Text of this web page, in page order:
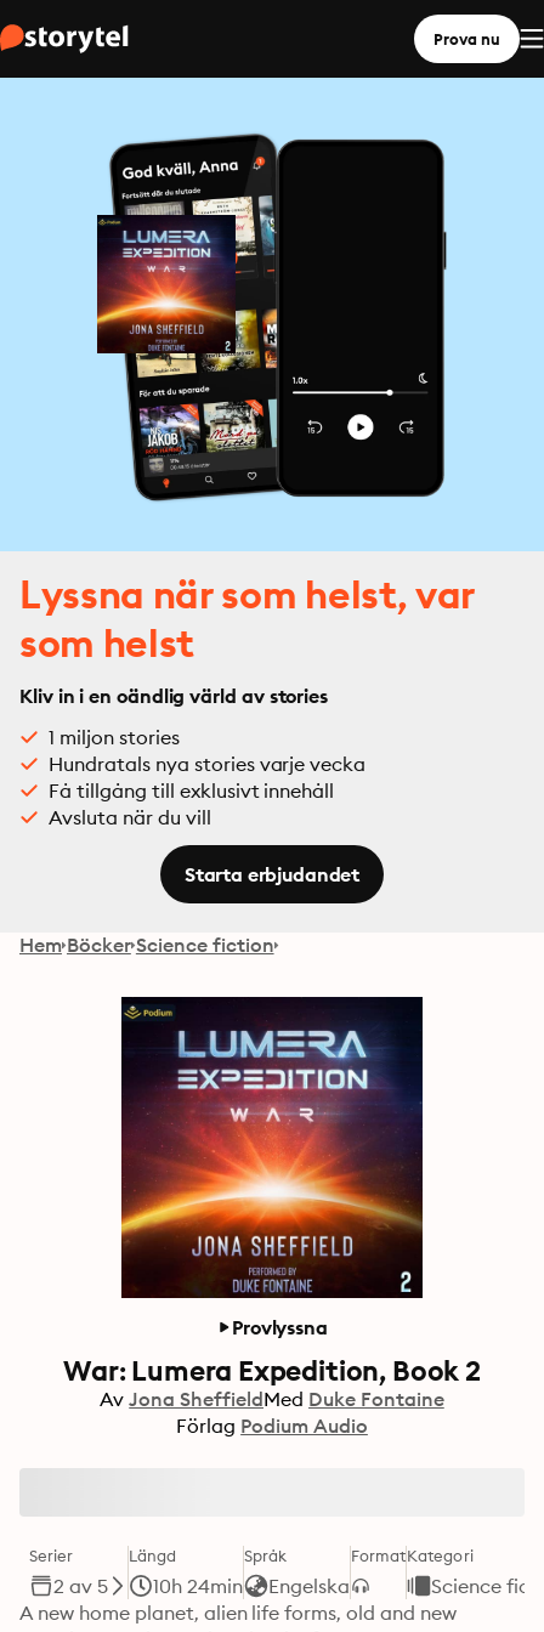
Prova nu
Lyssna när som helst, var
som helst
Kliv in i en oändlig värld av stories
1 miljon stories
Hundratals nya stories varje vecka
Få tillgång till exklusivt innehåll
Avsluta när du vill
Starta erbjudandet
Hem Böcker Science fiction
Provlyssna
War: Lumera Expedition, Book 2
Av Jona SheffieldMed Duke Fontaine
Förlag Podium Audio
Serier
2 av 5
Längd
10h 24min
Språk
Engelska
FormatKategori
Science
A new home planet, alien life forms, old and new